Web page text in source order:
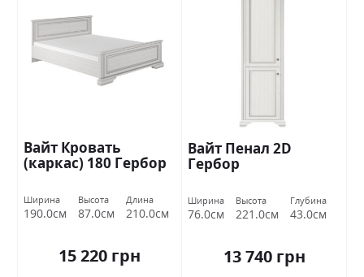
Вайт Кровать
(каркас) 180 Гербор
Ширина
190.0см
Высота
87.0см
Длина
210.0см
15 220 грн
Вайт Пенал 2D
Гербор
Ширина
76.0см
Высота
221.0см
Глубина
43.0см
13 740 грн